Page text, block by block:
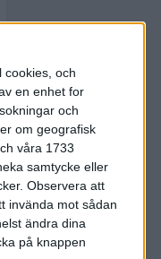
cookies, och
en enhet for
och
om geografisk
våra 1733
samtycke eller
Observera att
invända mot sådan
ändra dina
på knappen